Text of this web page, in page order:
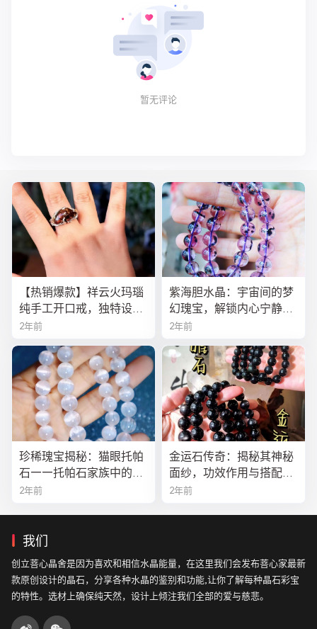
暂无评论
【热销爆款】祥云火玛瑙
纯手工开口戒，独特设计
寓意吉祥，时尚与灵性的
2年前
紫海胆水晶：宇宙间的梦
幻瑰宝，解锁内心宁静与
疗愈之秘
2年前
珍稀瑰宝揭秘：猫眼托帕
石——托帕石家族中的绝
美异类
2年前
金运石传奇：揭秘其神秘
面纱，功效作用与搭配法
全解析
2年前
我们
创立菩心晶舍是因为喜欢和相信水晶能量，在这里我们会发布菩心家最新
款原创设计的晶石，分享各种水晶的鉴别和功能,让你了解每种晶石彩宝
的特性。选材上确保纯天然，设计上倾注我们全部的爱与慈悲。